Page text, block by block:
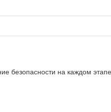
безопасности на каждом